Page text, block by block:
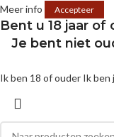
Meer info
Accepteer
Bent u 18 jaar of
Je bent niet
Ik ben 18 of ouder Ik ben